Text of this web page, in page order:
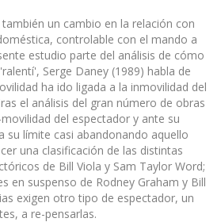
un cambio en la relación con
controlable con el mando a
estudio parte del análisis de cómo
Serge Daney (1989) habla de
ha ido ligada a la inmovilidad del
el análisis del gran número de obras
del espectador y ante su
su límite casi abandonando aquello
una clasificación de las distintas
de Bill Viola y Sam Taylor Word;
en suspenso de Rodney Graham y Bill
exigen otro tipo de espectador, un
a re-pensarlas.